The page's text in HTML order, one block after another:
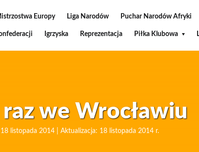
Europy Liga Narodów Puchar Narodów Afryki
Igrzyska Reprezentacja Piłka Klubowa
we Wrocławiu
18 listopada 2014 | Aktualizacja: 18 listopada 2014 r.